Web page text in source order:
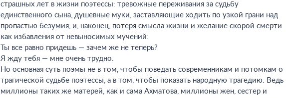
страшных лет в жизни поэтессы: тревожные переживания за судьбу
единственного сына, душевные муки, заставляющие ходить по узкой грани над
пропастью безумия, и, наконец, потеря смысла жизни и желание скорой смерти
как избавления от невыносимых мучений:
Ты все равно придешь — зачем же не теперь?
Я жду тебя — мне очень трудно.
Но основная суть поэмы не в том, чтобы поведать современникам и потомкам о
трагической судьбе поэтессы, а в том, чтобы показать народную трагедию. Ведь
миллионы таких же матерей, как и сама Ахматова, миллионы жен, сестер и